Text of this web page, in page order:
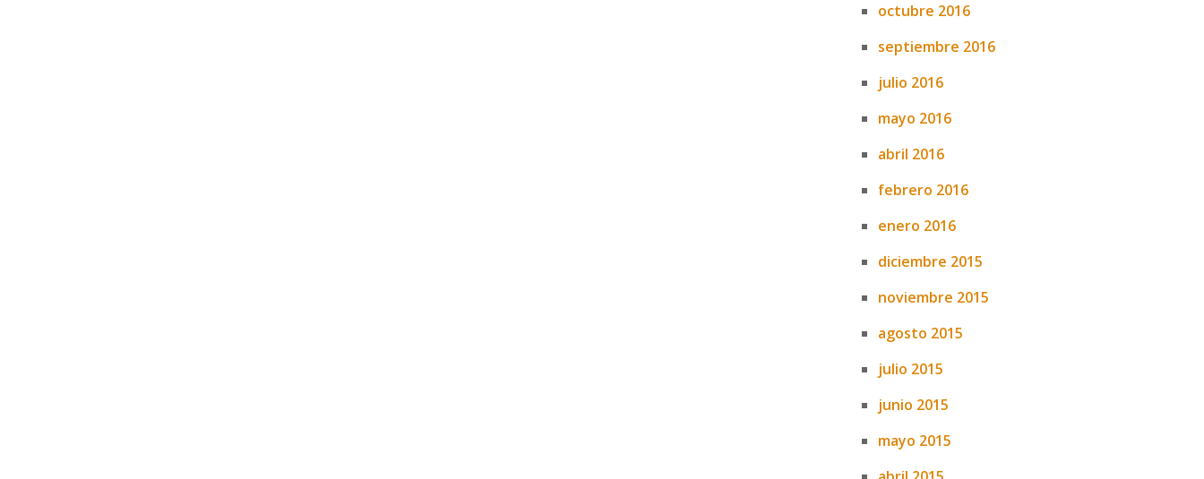
octubre 2016
septiembre 2016
julio 2016
mayo 2016
abril 2016
febrero 2016
enero 2016
diciembre 2015
noviembre 2015
agosto 2015
julio 2015
junio 2015
mayo 2015